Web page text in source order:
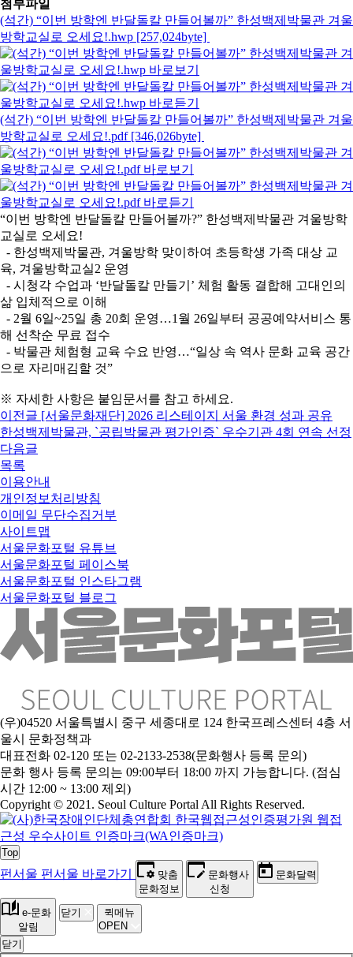
첨부파일
(석간) “이번 방학엔 반달돌칼 만들어볼까” 한성백제박물관 겨울
방학교실로 오세요!.hwp [257,024byte]
(석간) “이번 방학엔 반달돌칼 만들어볼까” 한성백제박물관 겨울
방학교실로 오세요!.pdf [346,026byte]
“이번 방학엔 반달돌칼 만들어볼까?” 한성백제박물관 겨울방학
교실로 오세요!
- 한성백제박물관, 겨울방학 맞이하여 초등학생 가족 대상 교
육, 겨울방학교실2 운영
- 시청각 수업과 ‘반달돌칼 만들기’ 체험 활동 결합해 고대인의
삶 입체적으로 이해
- 2월 6일~25일 총 20회 운영…1월 26일부터 공공예약서비스 통
해 선착순 무료 접수
- 박물관 체험형 교육 수요 반영…“일상 속 역사 문화 교육 공간
으로 자리매김할 것”
※ 자세한 사항은 붙임문서를 참고 하세요.
이전글 [서울문화재단] 2026 리스테이지 서울 환경 성과 공유
한성백제박물관, `공립박물관 평가인증` 우수기관 4회 연속 선정
다음글
목록
이용안내
개인정보처리방침
이메일 무단수집거부
사이트맵
서울문화포털 유튜브
서울문화포털 페이스북
서울문화포털 인스타그램
서울문화포털 블로그
(우)04520 서울특별시 중구 세종대로 124 한국프레스센터 4층 서
울시 문화정책과
대표전화 02-120 또는 02-2133-2538(문화행사 등록 문의)
문화 행사 등록 문의는 09:00부터 18:00 까지 가능합니다. (점심
시간 12:00 ~ 13:00 제외)
Copyright © 2021. Seoul Culture Portal All Rights Reserved.
Top
펀서울 펀서울 바로가기
맞춤
문화정보
문화행사
신청
문화달력
e-문화
알림
닫기
퀵메뉴
OPEN
닫기